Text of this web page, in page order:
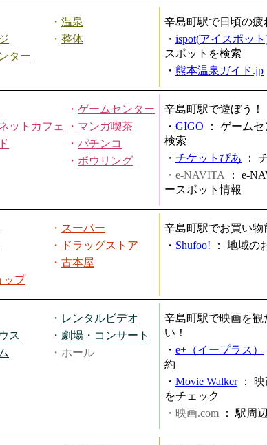
・ 温泉
・ 整体
ター
辛島町駅で日頃の疲
・ ispot(アイスポッ
スポットを検索
・ 熊本温泉ガイド.jp
・ ゲームセンター
ットカフェ ・ マンガ喫茶
・ パチンコ
・ ボウリング
辛島町駅で遊ぼう！
・ GIGO ： ゲームセ
検索
・ チケットぴあ ：
・e-NAVITA
： e-
ースポット情報
・ スーパー
・
ドラッグストア
・ 古本屋
ップ
辛島町駅でお買い物
・ Shufoo! ： 地域の
・ レンタルビデオ
ス ・ 劇場・コンサート
・ホール
辛島町駅で映画を
い！
・ e+（イープラス）
約
・ Movie Walker：
をチェック
・映画.com ： 駅周